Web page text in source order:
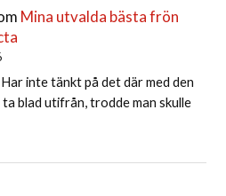
Mina utvalda bästa frön
inte tänkt på det där med den
blad utifrån, trodde man skulle